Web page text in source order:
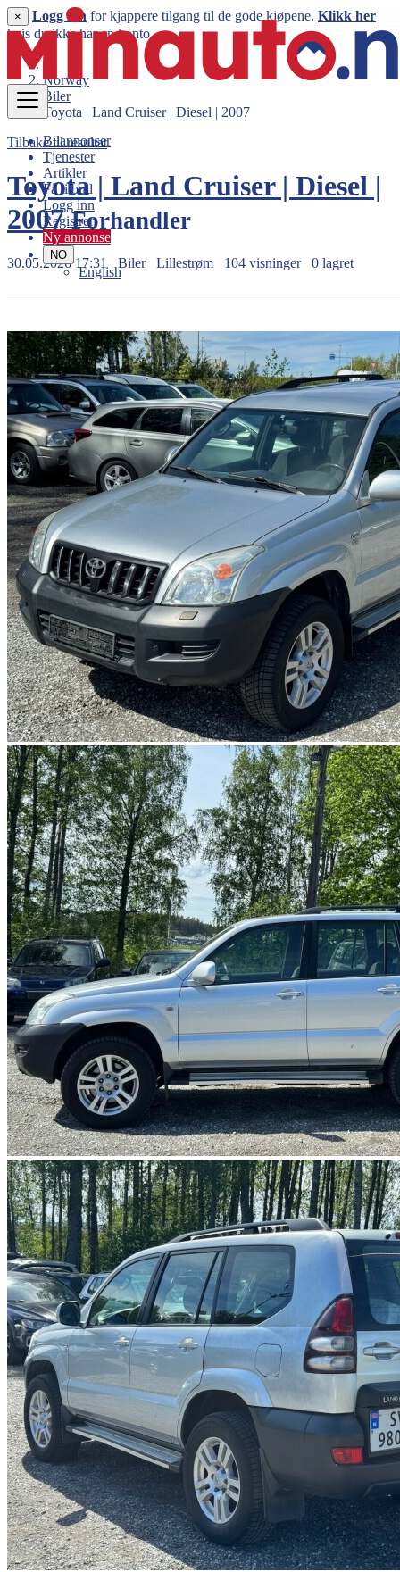
Bilannonser
Tjenester
Artikler
Få tilbud
Logg inn
Registrer
Ny annonse
NO
English
× Logg inn for kjappere tilgang til de gode kjøpene. Klikk her
hvis du ikke har en konto.
Norway
Biler
Toyota | Land Cruiser | Diesel | 2007
Tilbake til resultat
Toyota | Land Cruiser | Diesel |
2007Forhandler
30.05.2026 17:31 Biler Lillestrøm 104 visninger 0 lagret